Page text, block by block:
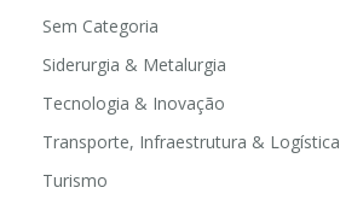
Sem Categoria
Siderurgia & Metalurgia
Tecnologia & Inovação
Transporte, Infraestrutura & Logística
Turismo